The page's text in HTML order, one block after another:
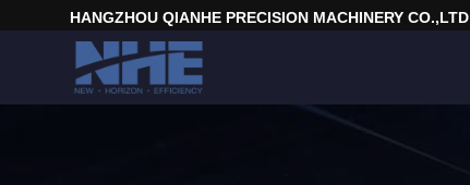
HANGZHOU QIANHE PRECISION MACHINERY CO.,LTD